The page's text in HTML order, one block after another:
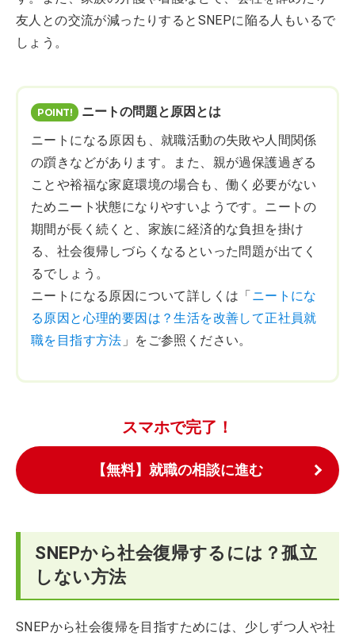
友人との交流が減ったりするとSNEPに陥る人もいるで
しょう。
ニートの問題と原因とは
ニートになる原因も、就職活動の失敗や人間関係
の躓きなどがあります。また、親が過保護過ぎる
ことや裕福な家庭環境の場合も、働く必要がない
ためニート状態になりやすいようです。ニートの
期間が長く続くと、家族に経済的な負担を掛け
る、社会復帰しづらくなるといった問題が出てく
るでしょう。
ニートになる原因について詳しくは「ニートにな
る原因と心理的要因は？生活を改善して正社員就
職を目指す方法 」をご参照ください。
スマホで完了！
【無料】就職の相談に進む
SNEPから社会復帰するには？孤立
しない方法
SNEPから社会復帰を目指すためには、少しずつ人や社